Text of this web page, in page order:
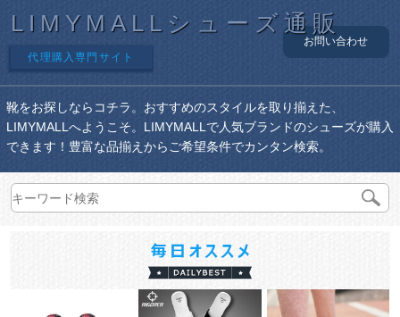
LIMYMALLシューズ通販
代理購入専門サイト
お問い合わせ
靴をお探しならコチラ。おすすめのスタイルを取り揃えた、
LIMYMALLへようこそ。LIMYMALLで人気ブランドのシューズが購入
できます！豊富な品揃えからご希望条件でカンタン検索。